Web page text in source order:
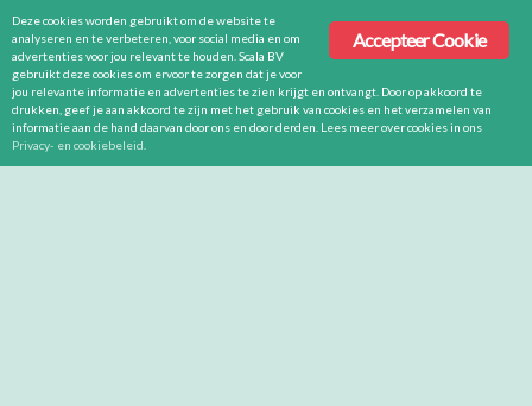
Accepteer Cookie
Deze cookies worden gebruikt om de website te
analyseren en te verbeteren, voor social media en om
advertenties voor jou relevant te houden. Scala BV
gebruikt deze cookies om ervoor te zorgen dat je voor
jou relevante informatie en advertenties te zien krijgt en ontvangt. Door op akkoord te
drukken, geef je aan akkoord te zijn met het gebruik van cookies en het verzamelen van
informatie aan de hand daarvan door ons en door derden. Lees meer over cookies in ons
Privacy- en cookiebeleid